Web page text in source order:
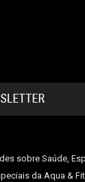
sobre Saúde,
da Aqua &